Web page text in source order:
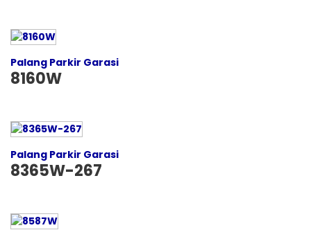
Palang Parkir Garasi
8160W
Palang Parkir Garasi
8365W-267